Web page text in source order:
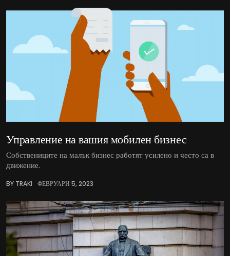
Управление на вашия мобилен бизнес
Собствениците на малък бизнес работят усилено и често са в
движение.
BY TRAKI ФЕВРУАРИ 5, 2023